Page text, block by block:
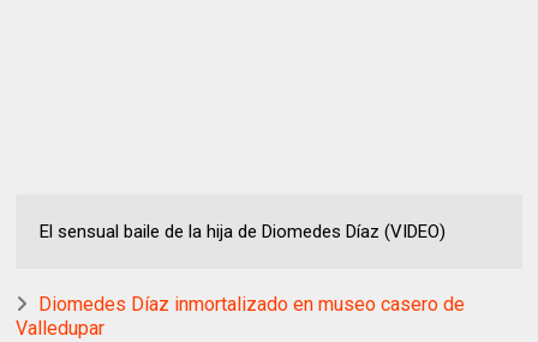
El sensual baile de la hija de Diomedes Díaz (VIDEO)
Diomedes Díaz inmortalizado en museo casero de
Valledupar